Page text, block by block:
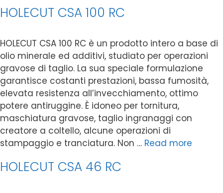
HOLECUT CSA 100 RC
HOLECUT CSA 100 RC è un prodotto intero a base di
olio minerale ed additivi, studiato per operazioni
gravose di taglio. La sua speciale formulazione
garantisce costanti prestazioni, bassa fumosità,
elevata resistenza all’invecchiamento, ottimo
potere antiruggine. È idoneo per tornitura,
maschiatura gravose, taglio ingranaggi con
creatore a coltello, alcune operazioni di
stampaggio e tranciatura. Non … Read more
HOLECUT CSA 46 RC